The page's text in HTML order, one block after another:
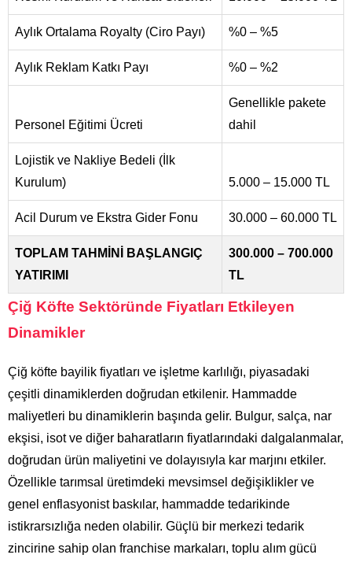
Aylık Ortalama Royalty (Ciro Payı) %0 – %5
Aylık Reklam Katkı Payı %0 – %2
Personel Eğitimi Ücreti
Genellikle pakete
dahil
Lojistik ve Nakliye Bedeli (İlk
Kurulum)
5.000 – 15.000 TL
Acil Durum ve Ekstra Gider Fonu 30.000 – 60.000 TL
TOPLAM TAHMİNİ BAŞLANGIÇ
YATIRIMI
300.000 – 700.000
TL
Çiğ Köfte Sektöründe Fiyatları Etkileyen
Dinamikler
Çiğ köfte bayilik fiyatları ve işletme karlılığı, piyasadaki
çeşitli dinamiklerden doğrudan etkilenir. Hammadde
maliyetleri bu dinamiklerin başında gelir. Bulgur, salça, nar
ekşisi, isot ve diğer baharatların fiyatlarındaki dalgalanmalar,
doğrudan ürün maliyetini ve dolayısıyla kar marjını etkiler.
Özellikle tarımsal üretimdeki mevsimsel değişiklikler ve
genel enflasyonist baskılar, hammadde tedarikinde
istikrarsızlığa neden olabilir. Güçlü bir merkezi tedarik
zincirine sahip olan franchise markaları, toplu alım gücü